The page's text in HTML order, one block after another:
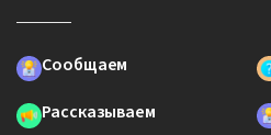
Сообщаем
Рассказываем